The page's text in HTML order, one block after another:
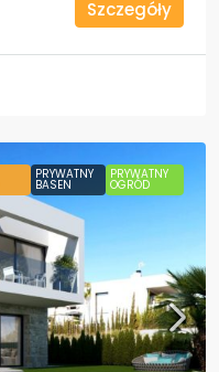
Szczegóły
PRYWATNY
BASEN
PRYWATNY
OGRÓD